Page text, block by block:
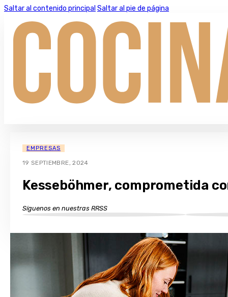
Saltar al contenido principal Saltar al pie de página
EMPRESAS
19 SEPTIEMBRE, 2024
Kesseböhmer, comprometida
Síguenos en nuestras RRSS